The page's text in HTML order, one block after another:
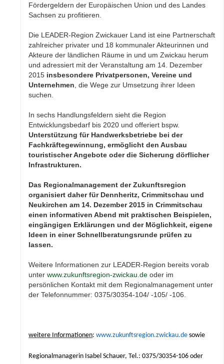
Fördergeldern der Europäischen Union und des Landes
Sachsen zu profitieren.
Die LEADER-Region Zwickauer Land ist eine Partnerschaft
zahlreicher privater und 18 kommunaler Akteurinnen und
Akteure der ländlichen Räume in und um Zwickau herum
und adressiert mit der Veranstaltung am 14. Dezember
2015 insbesondere Privatpersonen, Vereine und
Unternehmen , die Wege zur Umsetzung ihrer Ideen
suchen.
In sechs Handlungsfeldern sieht die Region
Entwicklungsbedarf bis 2020 und offeriert bspw.
Unterstützung für Handwerksbetriebe bei der
Fachkräftegewinnung, ermöglicht den Ausbau
touristischer Angebote oder die Sicherung dörflicher
Infrastrukturen.
Das Regionalmanagement der Zukunftsregion
organisiert daher für Dennheritz, Crimmitschau und
Neukirchen am 14. Dezember 2015 in Crimmitschau
einen informativen Abend mit praktischen Beispielen,
eingängigen Erklärungen und der Möglichkeit, eigene
Ideen in einer Schnellberatungsrunde prüfen zu
lassen.
Weitere Informationen zur LEADER-Region bereits vorab
unterwww.zukunftsregion-zwickau.de oder im
persönlichen Kontakt mit dem Regionalmanagement unter
der Telefonnummer: 0375/30354-104/ -105/ -106.
weitere Informationen:www.zukunftsregion.zwickau.de sowie
Regionalmanagerin Isabel Schauer, Tel.: 0375/30354-106 oder